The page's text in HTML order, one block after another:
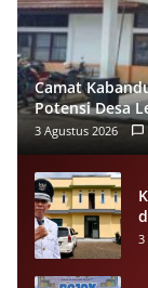
Camat
Potensi Desa
3 Agustus 2026
3